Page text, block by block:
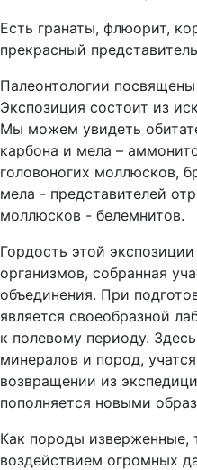
Есть гранаты, флюорит,
прекрасный
Палеонтологии
Экспозиция состоит из
Мы можем увидеть
карбона и мела –
головоногих моллюсков,
мела - представителей
моллюсков - белемнитов.
Гордость этой
организмов, собранная
объединения. При
является своеобразной
к полевому периоду.
минералов и пород,
возвращении из
пополняется новыми
Как породы изверженные,
воздействием огромных